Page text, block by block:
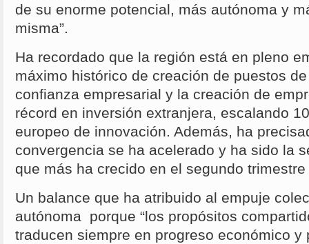
de su enorme potencial, más autónoma y
misma”.
Ha recordado que la región está en pleno
máximo histórico de creación de puestos
confianza empresarial y la creación de
récord en inversión extranjera, escalando
europeo de innovación. Además, ha
convergencia se ha acelerado y ha sido la
que más ha crecido en el segundo
Un balance que ha atribuido al empuje
autónoma porque “los propósitos
traducen siempre en progreso económico y